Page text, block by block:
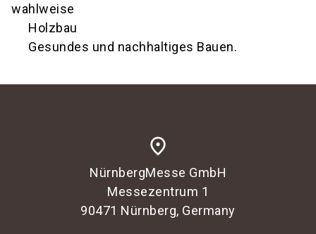
wahlweise
Holzbau
Gesundes und nachhaltiges Bauen.
place
NürnbergMesse GmbH
Messezentrum 1
90471 Nürnberg, Germany